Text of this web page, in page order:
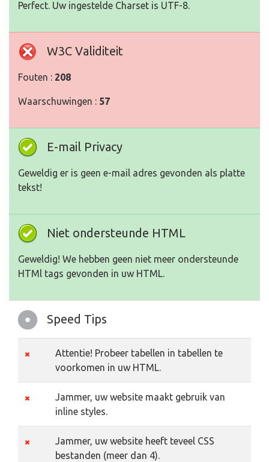
Perfect. Uw ingestelde Charset is UTF-8.
W3C Validiteit
Fouten : 208
Waarschuwingen : 57
E-mail Privacy
Geweldig er is geen e-mail adres gevonden als platte
tekst!
Niet ondersteunde HTML
Geweldig! We hebben geen niet meer ondersteunde
HTMl tags gevonden in uw HTML.
Speed Tips
Attentie! Probeer tabellen in tabellen te
voorkomen in uw HTML.
Jammer, uw website maakt gebruik van
inline styles.
Jammer, uw website heeft teveel CSS
bestanden (meer dan 4).